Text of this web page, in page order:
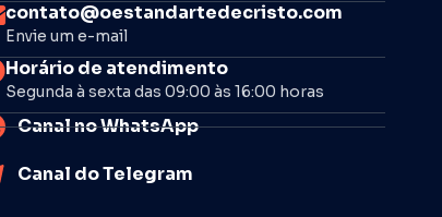
contato@oestandartedecristo.com
Envie um e-mail
Horário de atendimento
Segunda à sexta das 09:00 às 16:00 horas
Canal no WhatsApp
Canal do Telegram